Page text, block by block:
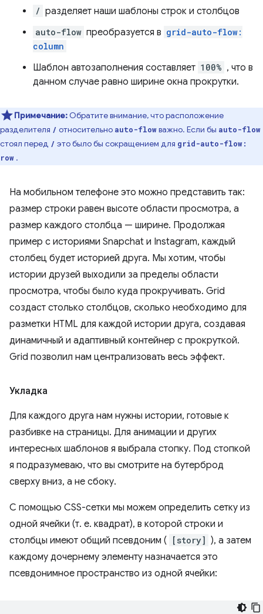
/ разделяет наши шаблоны строк и столбцов
auto-flow преобразуется в grid-auto-flow:
column
Шаблон автозаполнения составляет 100% , что в
данном случае равно ширине окна прокрутки.
Примечание: Обратите внимание, что расположение
разделителя / относительно auto-flowважно. Если бы auto-flow
стоял перед / это было бы сокращением для grid-auto-flow:
row .
На мобильном телефоне это можно представить так:
размер строки равен высоте области просмотра, а
размер каждого столбца — ширине. Продолжая
пример с историями Snapchat и Instagram, каждый
столбец будет историей друга. Мы хотим, чтобы
истории друзей выходили за пределы области
просмотра, чтобы было куда прокручивать. Grid
создаст столько столбцов, сколько необходимо для
разметки HTML для каждой истории друга, создавая
динамичный и адаптивный контейнер с прокруткой.
Grid позволил нам централизовать весь эффект.
Укладка
Для каждого друга нам нужны истории, готовые к
разбивке на страницы. Для анимации и других
интересных шаблонов я выбрала стопку. Под стопкой
я подразумеваю, что вы смотрите на бутерброд
сверху вниз, а не сбоку.
С помощью CSS-сетки мы можем определить сетку из
одной ячейки (т. е. квадрат), в которой строки и
столбцы имеют общий псевдоним (
[story]
), а затем
каждому дочернему элементу назначается это
псевдонимное пространство из одной ячейки: